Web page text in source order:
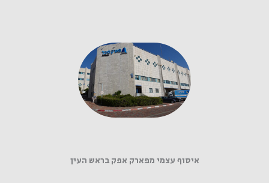
איסוף עצמי מפארק אפק בראש העין